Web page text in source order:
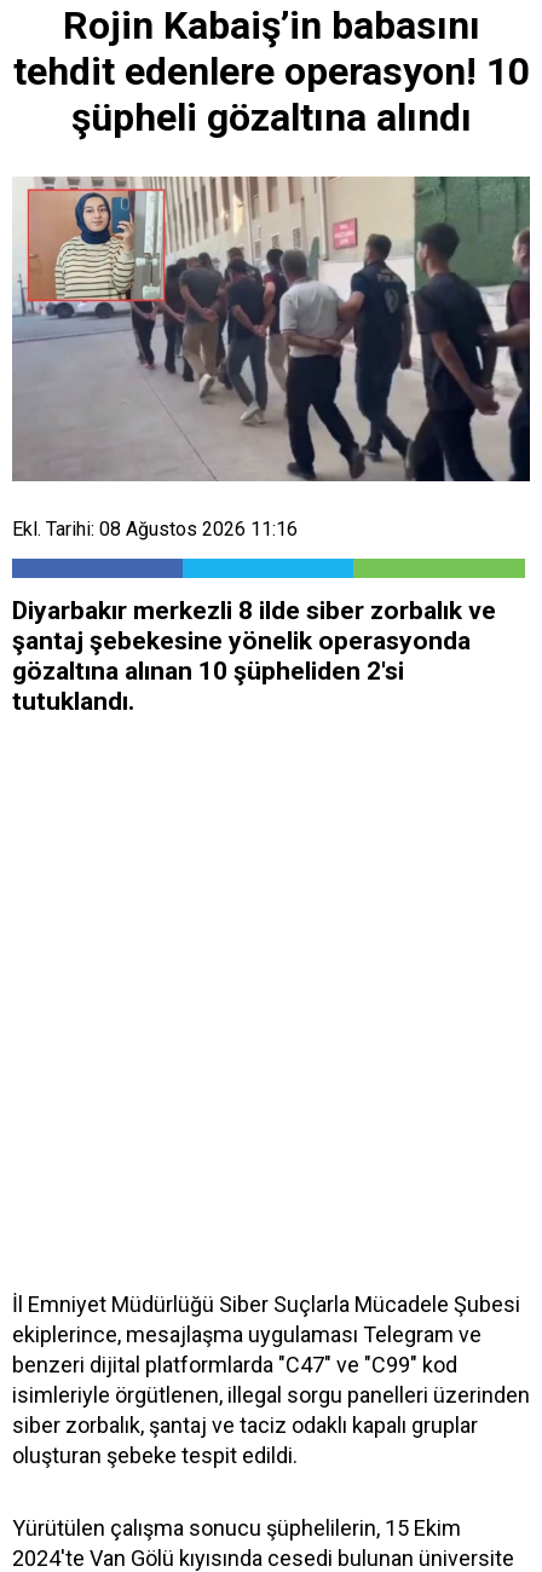
Rojin Kabaiş’in babasını
tehdit edenlere operasyon! 10
şüpheli gözaltına alındı
Ekl. Tarihi: 08 Ağustos 2026 11:16
Diyarbakır merkezli 8 ilde siber zorbalık ve
şantaj şebekesine yönelik operasyonda
gözaltına alınan 10 şüpheliden 2'si
tutuklandı.
İl Emniyet Müdürlüğü Siber Suçlarla Mücadele Şubesi
ekiplerince, mesajlaşma uygulaması Telegram ve
benzeri dijital platformlarda "C47" ve "C99" kod
isimleriyle örgütlenen, illegal sorgu panelleri üzerinden
siber zorbalık, şantaj ve taciz odaklı kapalı gruplar
oluşturan şebeke tespit edildi.
Yürütülen çalışma sonucu şüphelilerin, 15 Ekim
2024'te Van Gölü kıyısında cesedi bulunan üniversite